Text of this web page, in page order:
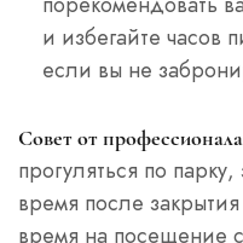
и избегайте часов
если вы не
Совет от
прогуляться по
время после
время на посещение